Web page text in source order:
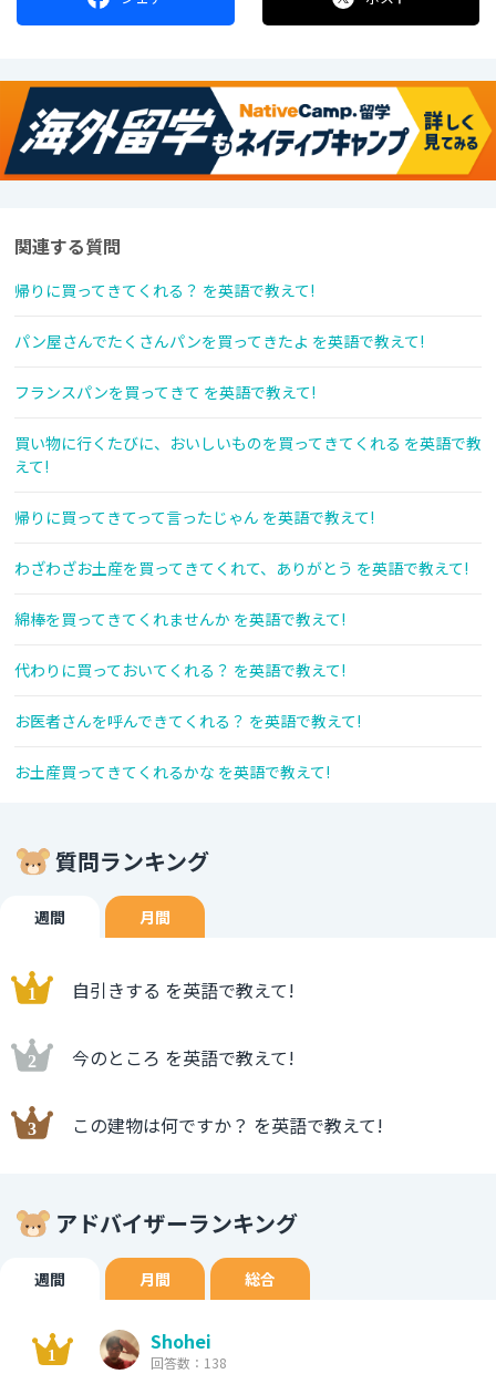
関連する質問
帰りに買ってきてくれる？ を英語で教えて!
パン屋さんでたくさんパンを買ってきたよ を英語で教えて!
フランスパンを買ってきて を英語で教えて!
買い物に行くたびに、おいしいものを買ってきてくれる を英語で教
えて!
帰りに買ってきてって言ったじゃん を英語で教えて!
わざわざお土産を買ってきてくれて、ありがとう を英語で教えて!
綿棒を買ってきてくれませんか を英語で教えて!
代わりに買っておいてくれる？ を英語で教えて!
お医者さんを呼んできてくれる？ を英語で教えて!
お土産買ってきてくれるかな を英語で教えて!
質問ランキング
週間 月間
自引きする を英語で教えて!
今のところ を英語で教えて!
この建物は何ですか？ を英語で教えて!
アドバイザーランキング
週間 月間 総合
Shohei
回答数：138